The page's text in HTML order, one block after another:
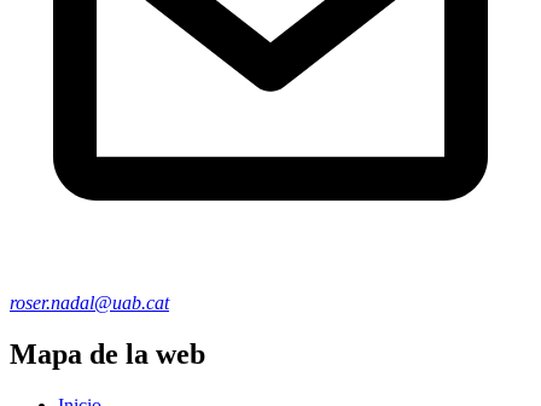
roser.nadal@uab.cat
Mapa de la web